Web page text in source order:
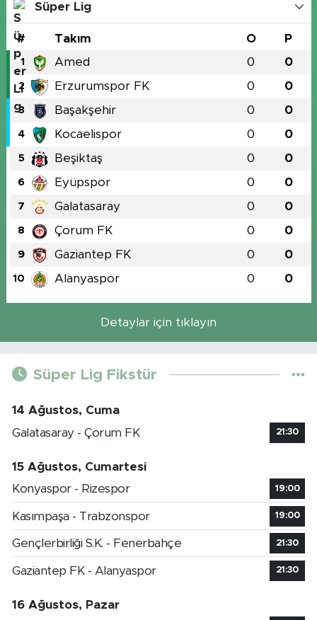
Süper Lig
# Takım O P
1 Amed 0 0
2 Erzurumspor FK 0 0
3 Başakşehir 0 0
4 Kocaelispor 0 0
5 Beşiktaş 0 0
6 Eyüpspor 0 0
7 Galatasaray 0 0
8 Çorum FK 0 0
9 Gaziantep FK 0 0
10 Alanyaspor 0 0
Detaylar için tıklayın
Süper Lig Fikstür
14 Ağustos, Cuma
Galatasaray - Çorum FK
21:30
15 Ağustos, Cumartesi
Konyaspor - Rizespor
19:00
Kasımpaşa - Trabzonspor 19:00
Gençlerbirliği S.K. - Fenerbahçe 21:30
Gaziantep FK - Alanyaspor 21:30
16 Ağustos, Pazar